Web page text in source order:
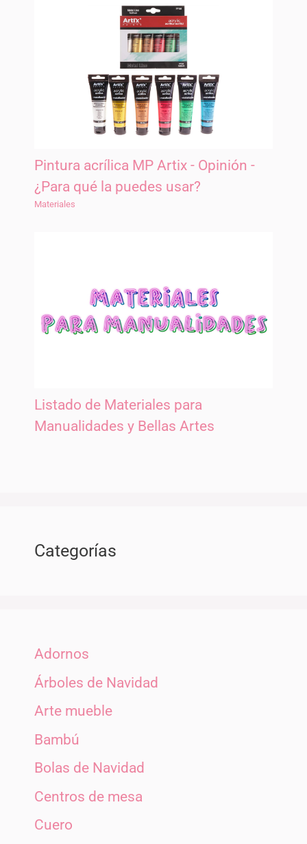
Pintura acrílica MP Artix - Opinión -
¿Para qué la puedes usar?
Materiales
Listado de Materiales para
Manualidades y Bellas Artes
Categorías
Adornos
Árboles de Navidad
Arte mueble
Bambú
Bolas de Navidad
Centros de mesa
Cuero